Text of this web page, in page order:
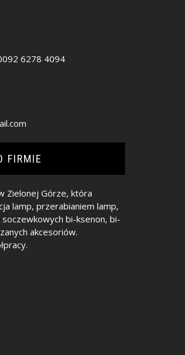
6278 4094
FIRMIE
Zielonej Górze, która
lamp, przerabianiem lamp,
bi-ksenon, bi-
akcesoriów.